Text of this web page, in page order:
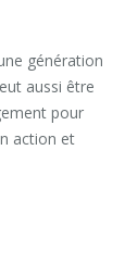
génération
aussi être
pour
action et